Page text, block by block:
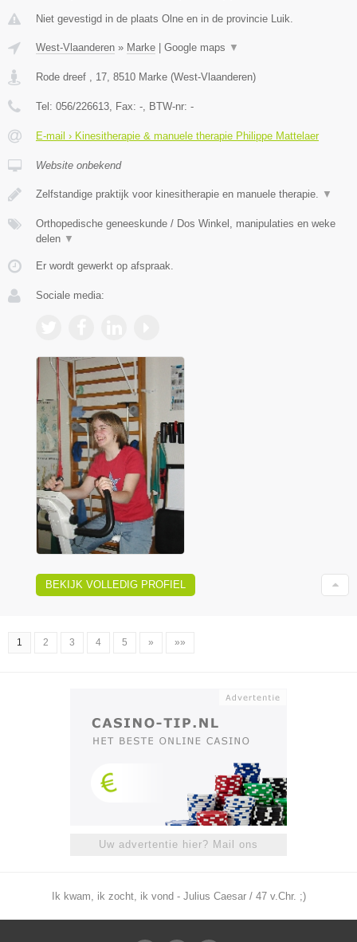
Niet gevestigd in de plaats Olne en in de provincie Luik.
West-Vlaanderen » Marke | Google maps ▼
Rode dreef , 17 8510 Marke (West-Vlaanderen)
Tel: 056/226613 , Fax: - , BTW-nr: -
E-mail › Kinesitherapie & manuele therapie Philippe Mattelaer
Website onbekend
Zelfstandige praktijk voor kinesitherapie en manuele therapie. ▼
Orthopedische geneeskunde / Dos Winkel, manipulaties en weke
delen ▼
Er wordt gewerkt op afspraak.
Sociale media:
BEKIJK VOLLEDIG PROFIEL
1 2 3 4 5 » »»
Uw advertentie hier? Mail ons
Ik kwam, ik zocht, ik vond - Julius Caesar / 47 v.Chr. ;)